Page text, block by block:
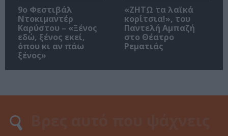
9ο Φεστιβάλ
Ντοκιμαντέρ
Καρύστου – «Ξένος
εδώ, ξένος εκεί,
όπου κι αν πάω
ξένος»
«ΖΗΤΩ τα λαϊκά
κορίτσια!», του
Παντελή Αμπαζή
στο Θέατρο
Ρεματιάς